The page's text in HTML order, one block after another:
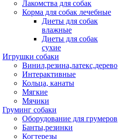
Лакомства для собак
Корма для собак лечебные
Диеты для собак
влажные
Диеты для собак
сухие
Игрушки собаки
Винил,резина,латекс,дерево
Интерактивные
Кольца, канаты
Мягкие
Мячики
Груминг собаки
Оборудование для грумеров
Банты,резинки
Когтерезы